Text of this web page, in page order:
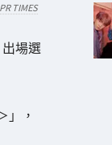
TIMES
場選
」，